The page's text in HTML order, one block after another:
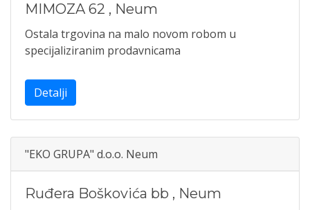
MIMOZA 62 , Neum
Ostala trgovina na malo novom robom u
specijaliziranim prodavnicama
Detalji
"EKO GRUPA" d.o.o. Neum
Ruđera Boškovića bb , Neum